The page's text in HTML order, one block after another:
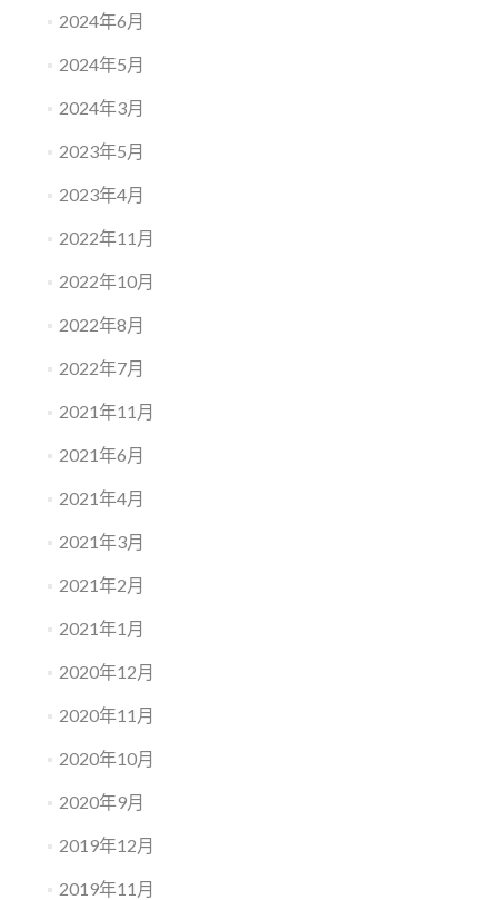
2024年6月
2024年5月
2024年3月
2023年5月
2023年4月
2022年11月
2022年10月
2022年8月
2022年7月
2021年11月
2021年6月
2021年4月
2021年3月
2021年2月
2021年1月
2020年12月
2020年11月
2020年10月
2020年9月
2019年12月
2019年11月